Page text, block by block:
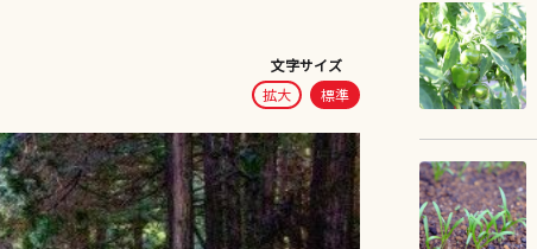
文字サイズ
拡大
標準